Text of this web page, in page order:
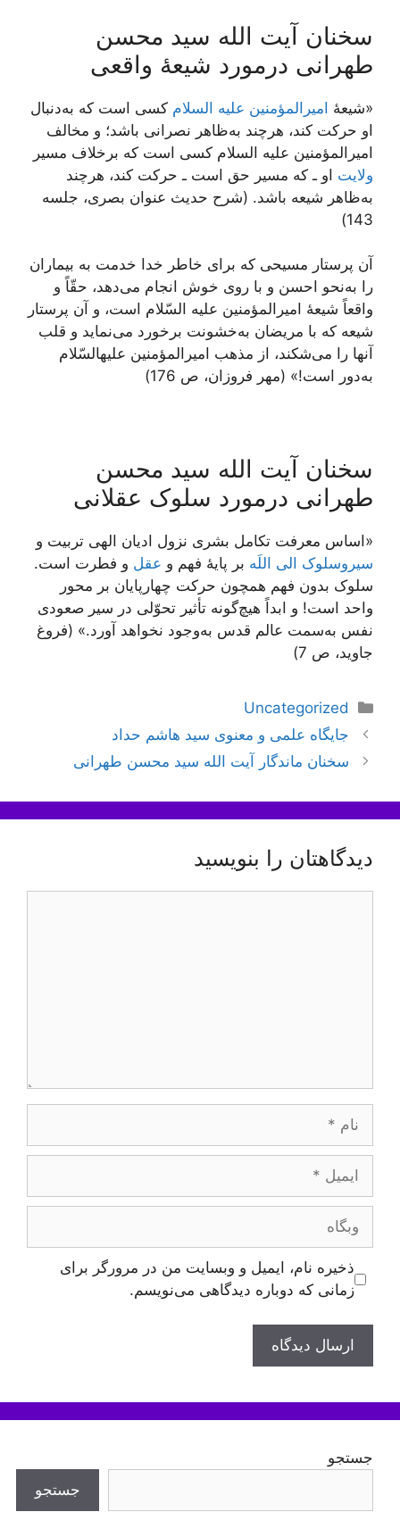
سخنان آیت الله سید محسن
طهرانی درمورد شیعۀ واقعی
«شیعۀ امیرالمؤمنین علیه السلام کسی است که به‌دنبال
او حرکت کند، هرچند به‌ظاهر نصرانی باشد؛ و مخالف
امیرالمؤمنین علیه السلام کسی است که برخلاف مسیر
ولایت او ـ که مسیر حق است ـ حرکت کند، هرچند
به‌ظاهر شیعه باشد. (شرح حدیث عنوان بصری، جلسه
143)
آن پرستار مسیحى که براى خاطر خدا خدمت به بیماران
را به‌نحو احسن و با روى خوش انجام می‌‏دهد، حقّاً و
واقعاً شیعۀ امیرالمؤمنین علیه ‏السّلام است، و آن پرستار
شیعه که با مریضان به‌خشونت برخورد می‌‏نماید و قلب
آنها را می‌شکند، از مذهب امیرالمؤمنین علیه‏السّلام
به‌دور است!» (مهر فروزان، ص 176)
سخنان آیت الله سید محسن
طهرانی درمورد سلوک عقلانی
«اساس معرفت تکامل بشری نزول ادیان الهی تربیت و
سیروسلوک الی اللَه بر پایۀ فهم و عقل و فطرت است.
سلوک بدون فهم همچون حرکت چهارپایان بر محور
واحد است! و ابداً هیچ‌گونه تأثیر تحوّلی در سیر صعودی
نفس به‌سمت عالم قدس به‌وجود نخواهد آورد.» (فروغ
جاوید، ص 7)
دسته‌ها
Uncategorized
ناوبری
نوشته‌ها
جایگاه علمی و معنوی سید هاشم حداد
سخنان ماندگار آیت الله سید محسن طهرانی
دیدگاهتان را بنویسید
ایمیل
وبگاه
ذخیره نام، ایمیل و وبسایت من در مرورگر برای
زمانی که دوباره دیدگاهی می‌نویسم.
جستجو
جستجو